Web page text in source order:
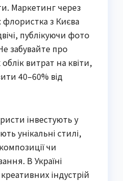
Маркетинг через
з Києва
публікуючи фото
забувайте про
витрат на квіти,
40–60% від
інвестують у
унікальні стилі,
чи
В Україні
індустрій